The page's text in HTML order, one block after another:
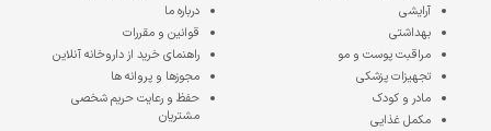
آرایشی
بهداشتی
مراقبت پوست و مو
تجهیزات پزشکی
مادر و کودک
مکمل غذایی
درباره ما
قوانین و مقررات
راهنمای خرید از داروخانه آنلاین
مجوزها و پروانه ها
حفظ و رعایت حریم شخصی
مشتریان